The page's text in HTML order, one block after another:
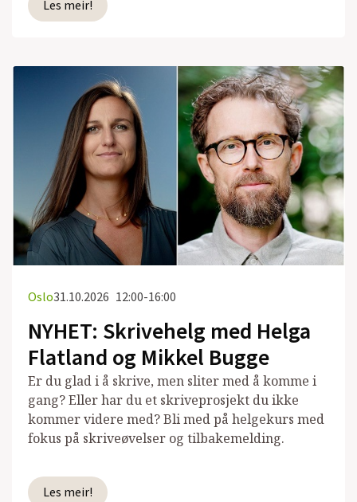
Les meir!
Oslo31.10.2026 12:00-16:00
NYHET: Skrivehelg med Helga
Flatland og Mikkel Bugge
Er du glad i å skrive, men sliter med å komme i
gang? Eller har du et skriveprosjekt du ikke
kommer videre med? Bli med på helgekurs med
fokus på skriveøvelser og tilbakemelding.
Les meir!